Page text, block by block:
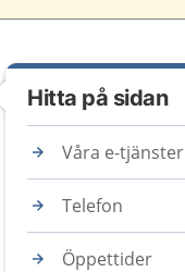
Hitta på sidan
Våra e-tjänster
Telefon
Öppettider